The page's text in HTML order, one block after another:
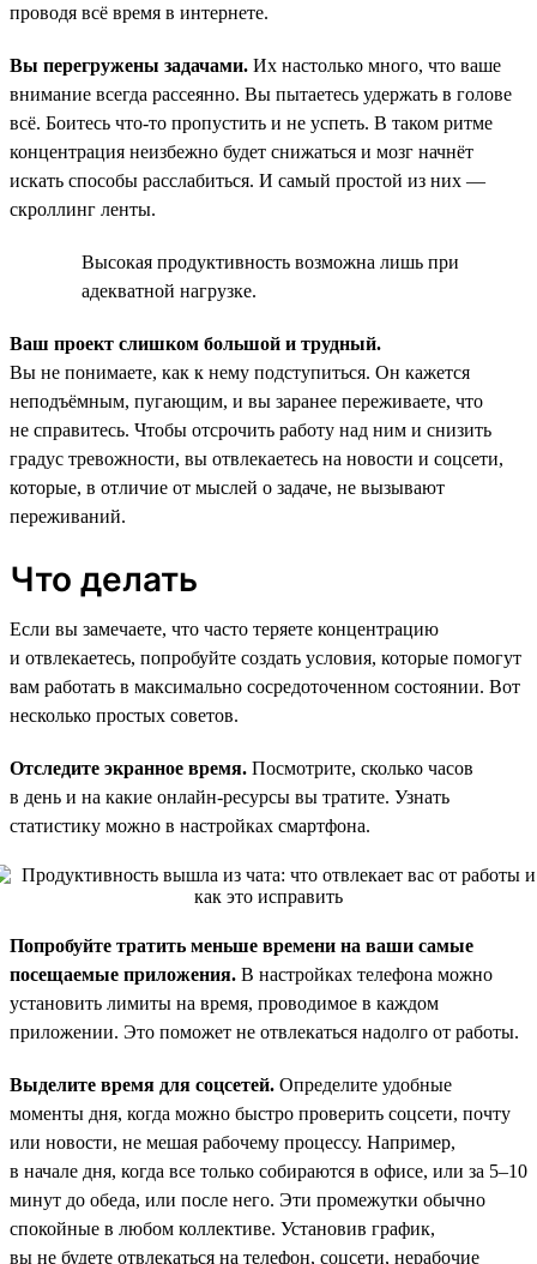
проводя всё время в интернете.
Вы перегружены задачами. Их настолько много, что ваше
внимание всегда рассеянно. Вы пытаетесь удержать в голове
всё. Боитесь что-то пропустить и не успеть. В таком ритме
концентрация неизбежно будет снижаться и мозг начнёт
искать способы расслабиться. И самый простой из них —
скроллинг ленты.
Высокая продуктивность возможна лишь при
адекватной нагрузке.
Ваш проект слишком большой и трудный.
Вы не понимаете, как к нему подступиться. Он кажется
неподъёмным, пугающим, и вы заранее переживаете, что
не справитесь. Чтобы отсрочить работу над ним и снизить
градус тревожности, вы отвлекаетесь на новости и соцсети,
которые, в отличие от мыслей о задаче, не вызывают
переживаний.
Что делать
Если вы замечаете, что часто теряете концентрацию
и отвлекаетесь, попробуйте создать условия, которые помогут
вам работать в максимально сосредоточенном состоянии. Вот
несколько простых советов.
Отследите экранное время. Посмотрите, сколько часов
в день и на какие онлайн-ресурсы вы тратите. Узнать
статистику можно в настройках смартфона.
Попробуйте тратить меньше времени на ваши самые
посещаемые приложения. В настройках телефона можно
установить лимиты на время, проводимое в каждом
приложении. Это поможет не отвлекаться надолго от работы.
Выделите время для соцсетей. Определите удобные
моменты дня, когда можно быстро проверить соцсети, почту
или новости, не мешая рабочему процессу. Например,
в начале дня, когда все только собираются в офисе, или за 5–10
минут до обеда, или после него. Эти промежутки обычно
спокойные в любом коллективе. Установив график,
вы не будете отвлекаться на телефон, соцсети, нерабочие